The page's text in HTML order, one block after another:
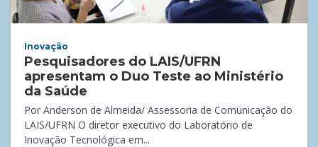
Inovação
Pesquisadores do LAIS/UFRN
apresentam o Duo Teste ao Ministério
da Saúde
Por Anderson de Almeida/ Assessoria de Comunicação do
LAIS/UFRN O diretor executivo do Laboratório de
Inovação Tecnológica em...